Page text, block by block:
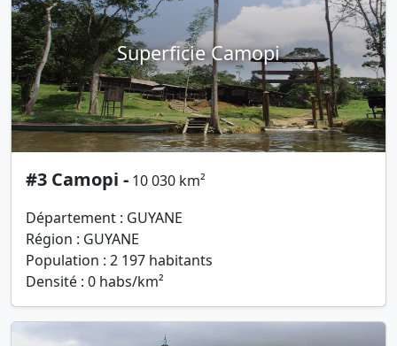
Superficie Camopi
#3 Camopi - 10 030 km²
Département : GUYANE
Région : GUYANE
Population : 2 197 habitants
Densité : 0 habs/km²